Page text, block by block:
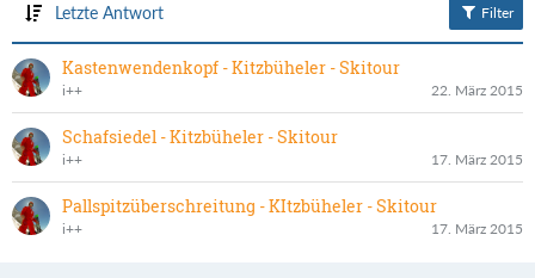
Letzte Antwort Filter
Kastenwendenkopf - Kitzbüheler - Skitour
i++ 22. März 2015
Schafsiedel - Kitzbüheler - Skitour
i++ 17. März 2015
Pallspitzüberschreitung - KItzbüheler - Skitour
i++ 17. März 2015